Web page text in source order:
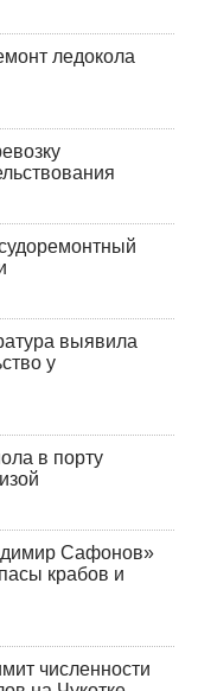
ледокола
выявила
у
в порту
Сафонов»
крабов и
численности